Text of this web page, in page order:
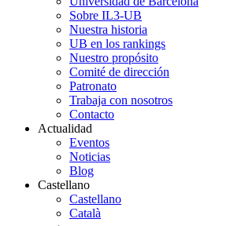
Sobre IL3-UB
Nuestra historia
UB en los rankings
Nuestro propósito
Comité de dirección
Patronato
Trabaja con nosotros
Contacto
Actualidad
Eventos
Noticias
Blog
Castellano
Castellano
Català